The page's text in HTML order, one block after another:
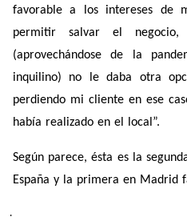
favorable a los intereses de
permitir salvar el
(aprovechándose de la
inquilino) no le daba otra
perdiendo mi cliente en ese
había realizado en el local”.
Según parece, ésta es la
España y la primera en Madrid
.